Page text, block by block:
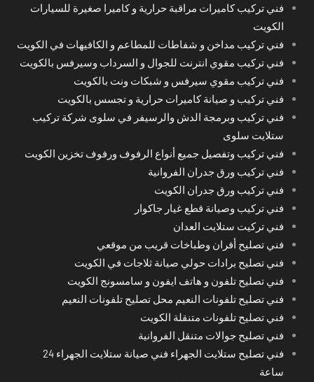
فني تركيب كاميرات مراقبة حرارية و كاميرا صغيرة للسيارات
الكويت
فني تركيب مداخن و شفاطات للمطاعم و الكافيهات في الكويت
فني تركيب مقوي انترنت للجوال و السرداب وسيرفس بالكويت
فني تركيب مقوي سيرفس و شبكات ونت بالكويت
فني تركيب و صيانة كاميرات حرارية و تجسس بالكويت
فني تركيب وبرمجة الدش والرسيفر في سلوى شركة تركيب
ستلايت سلوى
فني تركيب وتفصيل جميع أنواع الرفوف ورفوف تخزين الكويت
فني تركيب ورق جدران الفروانية
فني تركيب ورق جدران الكويت
فني تركيب وصيانة قطع غيار جاكوار
فني تركيت ستلايت العدان
فني تصليح أفران وطباخات قريب من موقعي
فني تصليح برادات حولي صيانة ثلاجات في الكويت
فني تصليح تلفون و هاتف ايفون و سامسونج الكويت
فني تصليح تلفونات النعيم محل تصليح تلفونات النعيم
فني تصليح تلفونات متنقلة الكويت
فني تصليح جوالات متنقل الفروانية
فني تصليح ستلايت الجهراء فني صيانة ستلايت الجهراء 24
ساعة